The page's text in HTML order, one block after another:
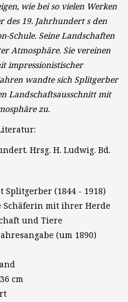
wie bei so vielen Werken
des 19. Jahrhundert s den
Schule. Seine Landschaften
Atmosphäre. Sie vereinen
impressionistischer
wandte sich Splitgerber
Landschaftsausschnitt mit
zu.
Hrsg. H. Ludwig. Bd.
Splitgerber (1844 - 1918)
Schäferin mit ihrer Herde
und Tiere
(um 1890)
cm